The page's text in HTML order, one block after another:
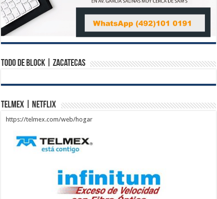
Todo de Block | Zacatecas
Telmex | Netflix
https://telmex.com/web/hogar